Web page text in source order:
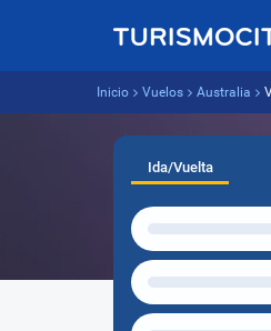
Inicio Vuelos Australia
Ida/Vuelta